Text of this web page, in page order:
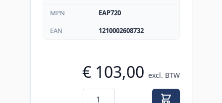
MPN
EAP720
EAN
1210002608732
€ 103,00 excl. BTW
Aantal